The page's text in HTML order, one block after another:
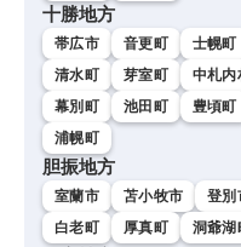
十勝地方
帯広市 音更町 士幌町
清水町
芽室町 中札内
幕別町
池田町 豊頃町
浦幌町
胆振地方
室蘭市 苫小牧市 登別
白老町
厚真町 洞爺湖